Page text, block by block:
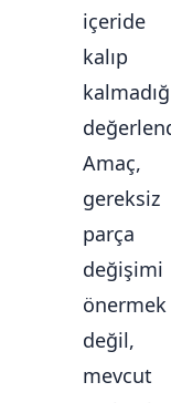
içeride
kalıp
Amaç,
gereksiz
parça
değişimi
önermek
değil,
mevcut